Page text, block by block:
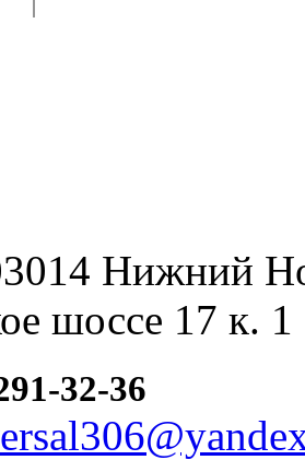
Нижний
шоссе 17 к.
32-36